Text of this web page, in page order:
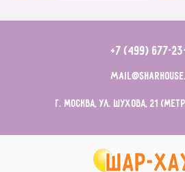
+7 (499) 677-
г. Москва, ул. Шухова, 21